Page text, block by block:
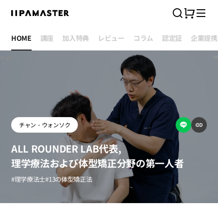
検
索
ー
ニ
ュ
HOME 講座 加入特典 レビュー コラム 認定証 企業提
チャン・ウォンソク
ALL ROUNDER LAB代表,
理学療法および体型矯正分野の第一人者
#理学療法士#13の体型矯正法